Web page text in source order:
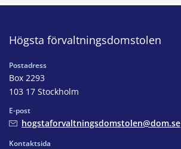
Högsta förvaltningsdomstolen
Postadress
Box 2293
103 17 Stockholm
E-post
hogstaforvaltningsdomstolen@dom.se
Kontaktsida